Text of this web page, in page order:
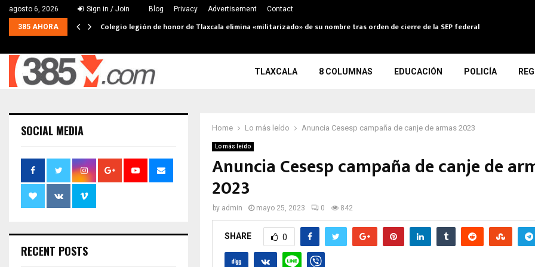
agosto 6, 2026 Sign in / Join Blog Privacy Advertisement Contact
385 AHORA Colegio legión de honor de Tlaxcala elimina «militarizado» de su nombre tras orden de cierre de la SEP federal
TLAXCALA 8 COLUMNAS EDUCACIÓN POLICÍA
Home Lo más leído Anuncia Cesesp campaña de canje de armas 2023
Lo más leído
Anuncia Cesesp campaña de canje de
2023
by admin mayo 25, 2023 0 842
SHARE 0
SOCIAL MEDIA
RECENT POSTS